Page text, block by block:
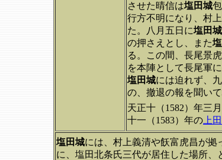
させた晴信は塩田城
行方不明になり、村
た。八月五日に塩田城
の押さえとし、また
る。この間、長尾景
を本陣として長尾軍
塩田城には迫れず、
の、撤退の報を聞いて
天正十（1582）年三
十一（1583）年の 上
塩田城には、村上義清や飫富虎昌が拠
に、塩田北条氏三代が居住した場所